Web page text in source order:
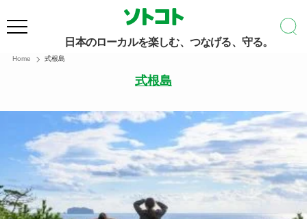
日本のローカルを楽しむ、つなげる、守る。
Home 式根島
式根島